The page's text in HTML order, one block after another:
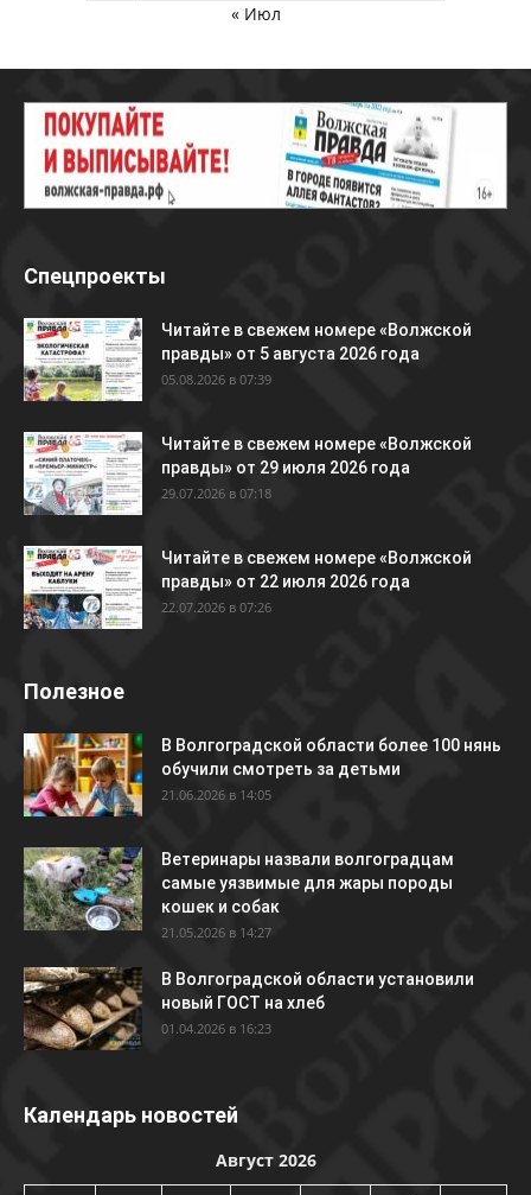
« Июл
Спецпроекты
Читайте в свежем номере «Волжской
правды» от 5 августа 2026 года
05.08.2026 в 07:39
Читайте в свежем номере «Волжской
правды» от 29 июля 2026 года
29.07.2026 в 07:18
Читайте в свежем номере «Волжской
правды» от 22 июля 2026 года
22.07.2026 в 07:26
Полезное
В Волгоградской области более 100 нянь
обучили смотреть за детьми
21.06.2026 в 14:05
Ветеринары назвали волгоградцам
самые уязвимые для жары породы
кошек и собак
21.05.2026 в 14:27
В Волгоградской области установили
новый ГОСТ на хлеб
01.04.2026 в 16:23
Календарь новостей
Август 2026